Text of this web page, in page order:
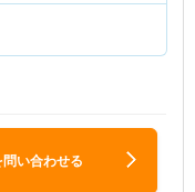
い合わせる